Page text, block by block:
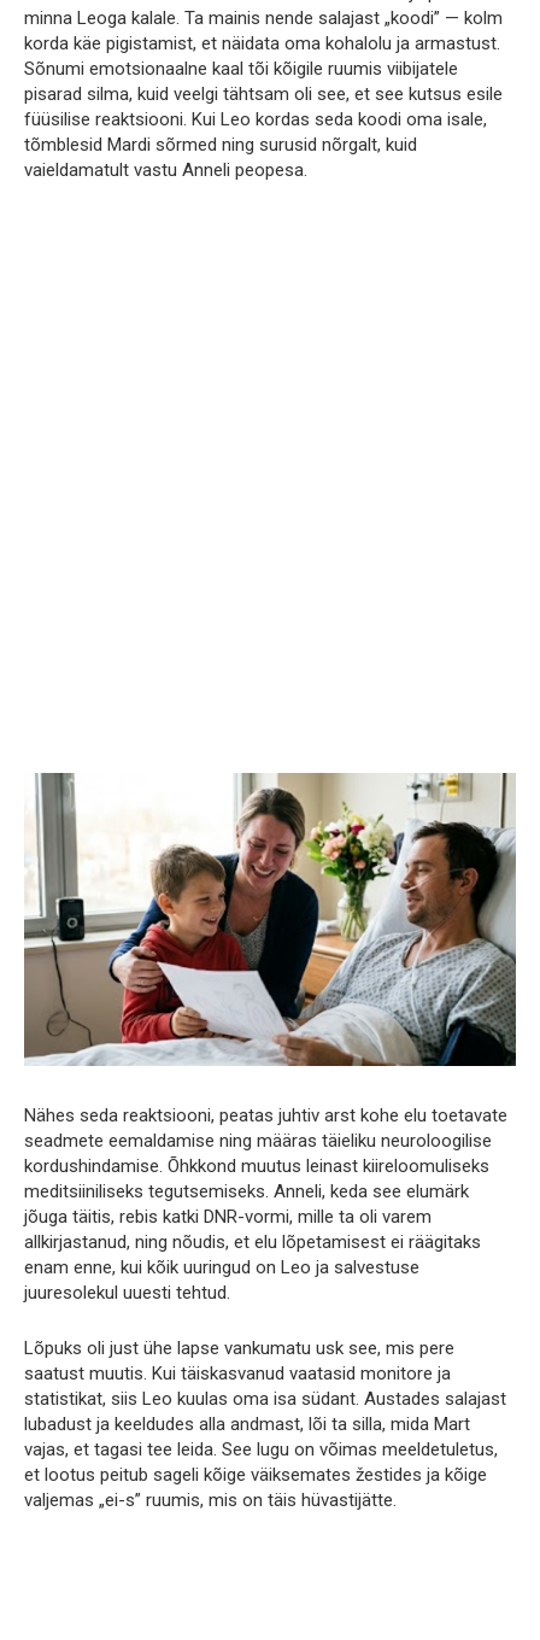
minna Leoga kalale. Ta mainis nende salajast „koodi” — kolm
korda käe pigistamist, et näidata oma kohalolu ja armastust.
Sõnumi emotsionaalne kaal tõi kõigile ruumis viibijatele
pisarad silma, kuid veelgi tähtsam oli see, et see kutsus esile
füüsilise reaktsiooni. Kui Leo kordas seda koodi oma isale,
tõmblesid Mardi sõrmed ning surusid nõrgalt, kuid
vaieldamatult vastu Anneli peopesa.
Nähes seda reaktsiooni, peatas juhtiv arst kohe elu toetavate
seadmete eemaldamise ning määras täieliku neuroloogilise
kordushindamise. Õhkkond muutus leinast kiireloomuliseks
meditsiiniliseks tegutsemiseks. Anneli, keda see elumärk
jõuga täitis, rebis katki DNR-vormi, mille ta oli varem
allkirjastanud, ning nõudis, et elu lõpetamisest ei räägitaks
enam enne, kui kõik uuringud on Leo ja salvestuse
juuresolekul uuesti tehtud.
Lõpuks oli just ühe lapse vankumatu usk see, mis pere
saatust muutis. Kui täiskasvanud vaatasid monitore ja
statistikat, siis Leo kuulas oma isa südant. Austades salajast
lubadust ja keeldudes alla andmast, lõi ta silla, mida Mart
vajas, et tagasi tee leida. See lugu on võimas meeldetuletus,
et lootus peitub sageli kõige väiksemates žestides ja kõige
valjemas „ei-s” ruumis, mis on täis hüvastijätte.